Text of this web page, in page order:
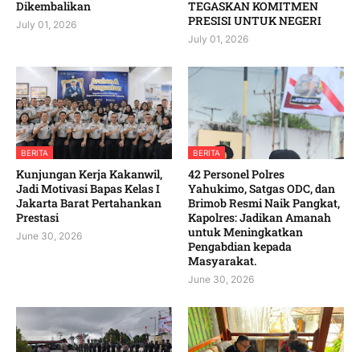
Dikembalikan
July 01, 2026
TEGASKAN KOMITMEN
PRESISI UNTUK NEGERI
July 01, 2026
BERITA
Kunjungan Kerja Kakanwil,
Jadi Motivasi Bapas Kelas I
Jakarta Barat Pertahankan
Prestasi
June 30, 2026
BERITA
42 Personel Polres
Yahukimo, Satgas ODC, dan
Brimob Resmi Naik Pangkat,
Kapolres: Jadikan Amanah
untuk Meningkatkan
Pengabdian kepada
Masyarakat. ‎
June 30, 2026